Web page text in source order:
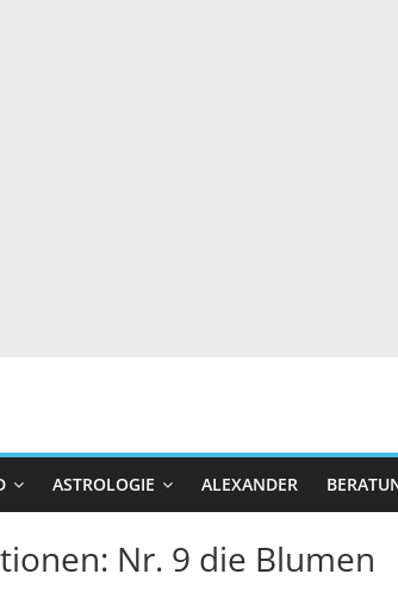
ASTROLOGIE ALEXANDER
Nr. 9 die Blumen